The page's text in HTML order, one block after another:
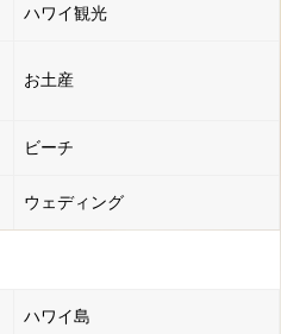
ハワイ観光
お土産
ビーチ
ウェディング
ハワイ島